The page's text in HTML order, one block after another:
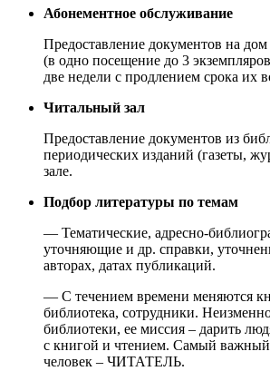
Абонементное обслуживание
Предоставление документов на дом
(в одно посещение до 3
две недели с продлением срока их
Читальный зал
Предоставление документов из
периодических изданий (газеты,
зале.
Подбор литературы по темам
— Тематические, адресно-
уточняющие и др. справки,
авторах, датах публикаций.
— С течением времени меняются
библиотека, сотрудники.
библиотеки, ее миссия – дарить
с книгой и чтением. Самый важный
человек – ЧИТАТЕЛЬ.